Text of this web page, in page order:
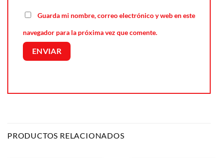
Guarda mi nombre, correo electrónico y web en este
navegador para la próxima vez que comente.
PRODUCTOS RELACIONADOS